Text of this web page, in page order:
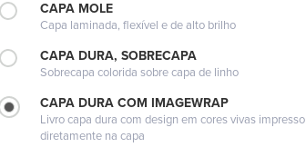
CAPA MOLE
Capa laminada, flexível e de alto brilho
CAPA DURA, SOBRECAPA
Sobrecapa colorida sobre capa de linho
CAPA DURA COM IMAGEWRAP
Livro capa dura com design em cores vivas impresso
diretamente na capa